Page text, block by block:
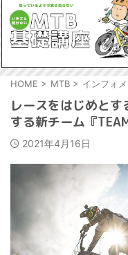
HOME > MTB > インフォ
レースをはじめと
する新チーム『
2021年4月16日